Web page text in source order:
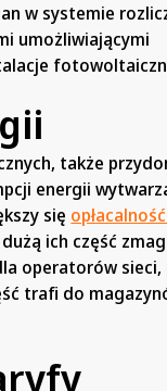
w systemie
umożliwiającymi
także
energii
się
ich część
operatorów sieci,
trafi do